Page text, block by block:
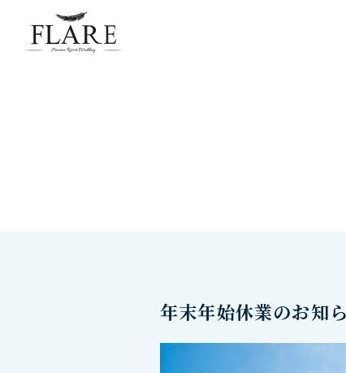
年末年始休業のお知